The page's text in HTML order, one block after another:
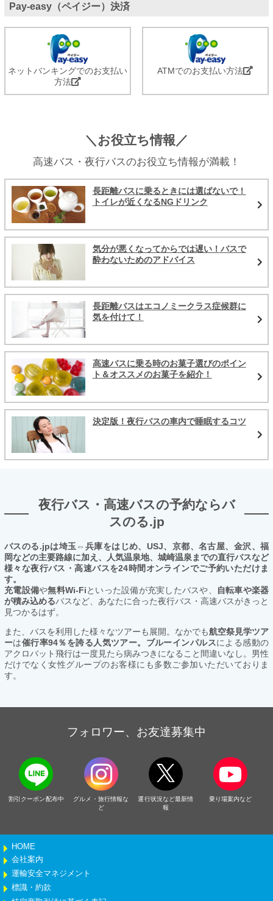
Pay-easy（ペイジー）決済
ネットバンキングでのお支払い
方法
ATMでのお支払い方法
＼お役立ち情報／
高速バス・夜行バスのお役立ち情報が満載！
長距離バスに乗るときには選ばないで！
トイレが近くなるNGドリンク
気分が悪くなってからでは遅い！バスで
酔わないためのアドバイス
長距離バスはエコノミークラス症候群に
気を付けて！
高速バスに乗る時のお菓子選びのポイン
ト＆オススメのお菓子を紹介！
決定版！夜行バスの車内で睡眠するコツ
夜行バス・高速バスの予約ならバ
スのる.jp
バスのる.jpは埼玉⇔兵庫をはじめ、USJ、京都、名古屋、金沢、福
岡などの主要路線に加え、人気温泉地、城崎温泉までの直行バスなど
様々な夜行バス・高速バスを24時間オンラインでご予約いただけま
す。
充電設備や無料Wi-Fiといった設備が充実したバスや、
自転車や楽器
が積み込めるバスなど、あなたに合った夜行バス・高速バスがきっと
見つかるはず。
また、バスを利用した様々なツアーも展開。なかでも航空祭見学ツア
ーは催行率94％を誇る人気ツアー。ブルーインパルスによる感動の
アクロバット飛行は一度見たら病みつきになること間違いなし。男性
だけでなく女性グループのお客様にも多数ご参加いただいておりま
す。
フォロワー、お友達募集中
割引クーポン配布中
グルメ・旅行情報な
ど
運行状況など最新情
報
乗り場案内など
HOME
会社案内
運輸安全マネジメント
標識・約款